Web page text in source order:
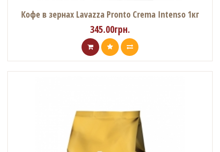
Кофе в зернах Lavazza Pronto Crema Intenso 1кг
345.00грн.